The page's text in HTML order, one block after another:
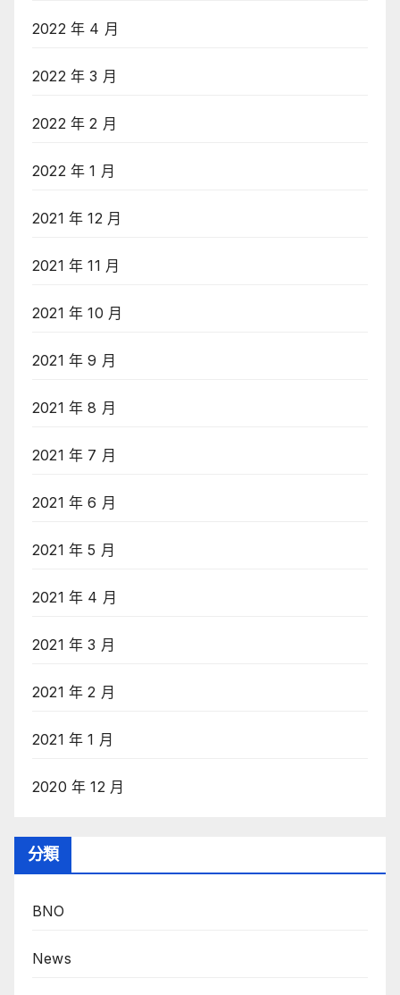
2022 年 4 月
2022 年 3 月
2022 年 2 月
2022 年 1 月
2021 年 12 月
2021 年 11 月
2021 年 10 月
2021 年 9 月
2021 年 8 月
2021 年 7 月
2021 年 6 月
2021 年 5 月
2021 年 4 月
2021 年 3 月
2021 年 2 月
2021 年 1 月
2020 年 12 月
分類
BNO
News